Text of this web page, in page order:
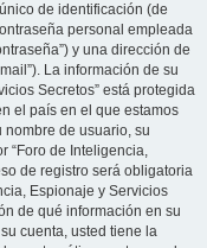
de identificación (de
personal empleada
y una dirección de
La información de su
Secretos” está protegida
el país en el que estamos
de usuario, su
“Foro de Inteligencia,
de registro será obligatoria
Espionaje y Servicios
de qué información en su
cuenta, usted tiene la